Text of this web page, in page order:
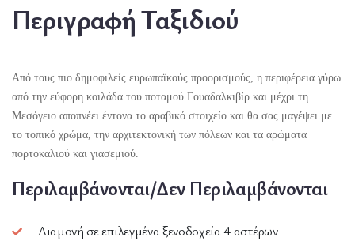
Περιγραφή Ταξιδιού
Από τους πιο δημοφιλείς ευρωπαϊκούς προορισμούς, η περιφέρεια γύρω
από την εύφορη κοιλάδα του ποταμού Γουαδαλκιβίρ και μέχρι τη
Μεσόγειο αποπνέει έντονα το αραβικό στοιχείο και θα σας μαγέψει με
το τοπικό χρώμα, την αρχιτεκτονική των πόλεων και τα αρώματα
πορτοκαλιού και γιασεμιού.
Περιλαμβάνονται/Δεν Περιλαμβάνονται
Διαμονή σε επιλεγμένα ξενοδοχεία 4 αστέρων